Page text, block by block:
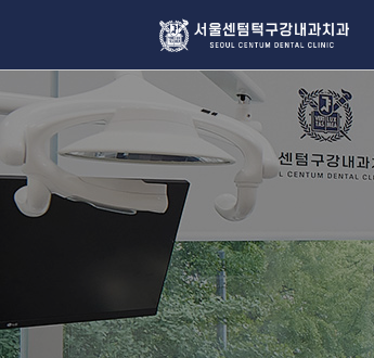
|
서울센텀턱구강내과치과의원